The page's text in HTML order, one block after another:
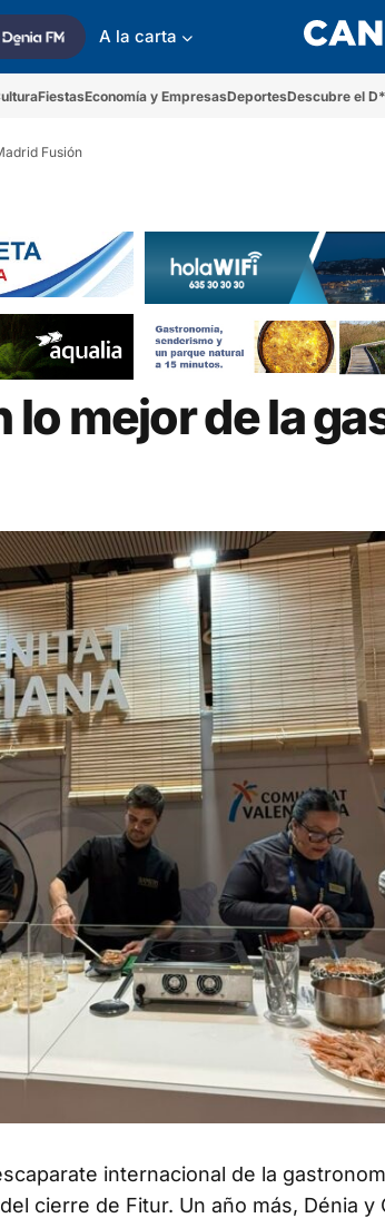
A la carta
FiestasEconomía y EmpresasDeportesDescubre el
Fusión
lo mejor de la
internacional de la
cierre de Fitur. Un año más, Dénia